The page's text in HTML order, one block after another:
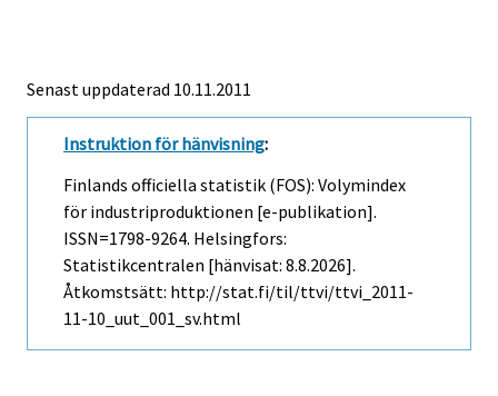
Senast uppdaterad 10.11.2011
Instruktion för hänvisning:
Finlands officiella statistik (FOS): Volymindex
för industriproduktionen [e-publikation].
ISSN=1798-9264. Helsingfors:
Statistikcentralen [hänvisat: 8.8.2026].
Åtkomstsätt: http://stat.fi/til/ttvi/ttvi_2011-
11-10_uut_001_sv.html